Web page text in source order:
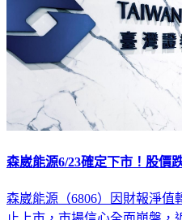
森崴能源6/23確定下市！股價
森崴能源（6806）因財報淨值